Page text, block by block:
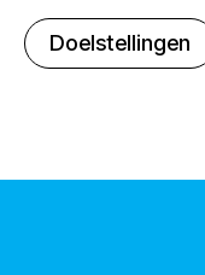
Doelstellingen